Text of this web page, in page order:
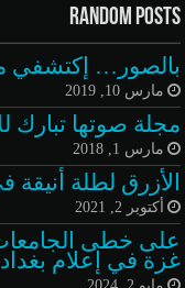
Random Posts
بالصور… إكتشفي
مارس 10, 2019
مجلة صوتها تبارك
مارس 1, 2018
الأزرق لطلة أنيقة
أكتوبر 2, 2021
على خطى الجامعات
غزة في إعلام بغداد